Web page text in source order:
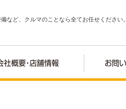
など、クルマのことなら全てお任せください。